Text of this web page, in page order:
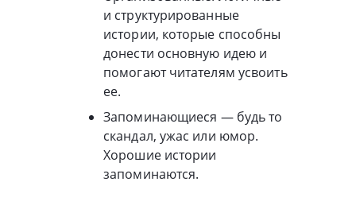
и структурированные
истории, которые способны
донести основную идею и
помогают читателям усвоить
ее.
Запоминающиеся — будь то
скандал, ужас или юмор.
Хорошие истории
запоминаются.